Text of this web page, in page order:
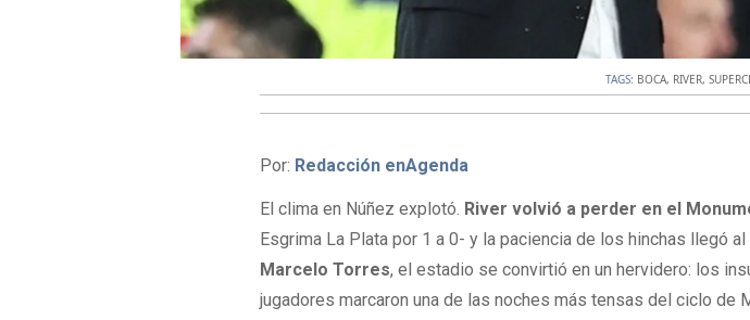
TAGS: BOCA, RIVER,
Por: Redacción enAgenda
El clima en Núñez explotó. River volvió a perder en el
Esgrima La Plata por 1 a 0- y la paciencia de los hinchas llegó
Marcelo Torres, el estadio se convirtió en un hervidero: los
jugadores marcaron una de las noches más tensas del ciclo de